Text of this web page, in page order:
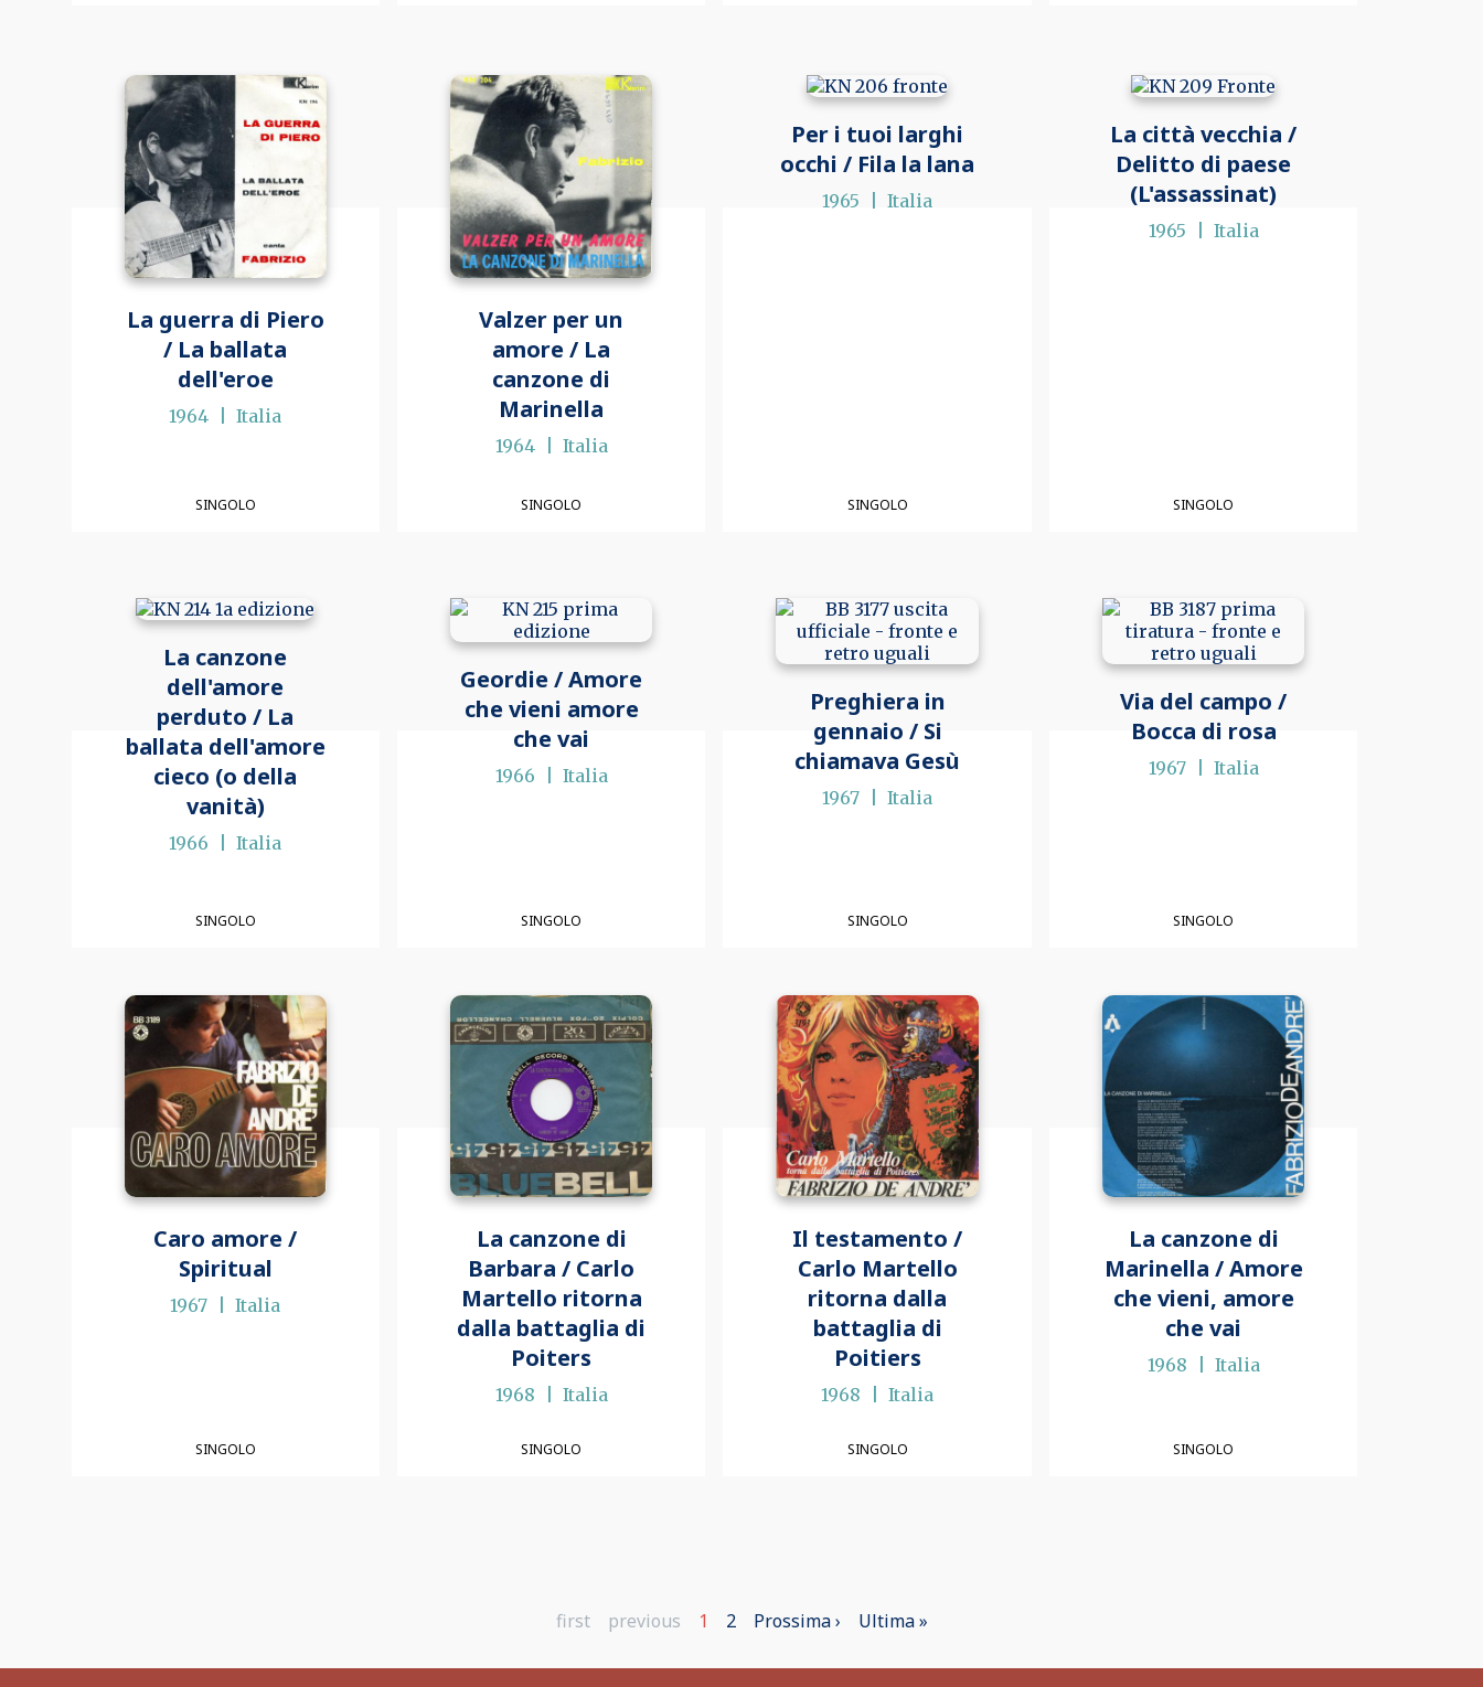
La guerra di Piero
/ La ballata
dell'eroe
1964 Italia
SINGOLO
Valzer per un
amore / La
canzone di
Marinella
1964 Italia
SINGOLO
Per i tuoi larghi
occhi / Fila la lana
1965 Italia
SINGOLO
La città vecchia /
Delitto di paese
(L'assassinat)
1965 Italia
SINGOLO
La canzone
dell'amore
perduto / La
ballata dell'amore
cieco (o della
vanità)
1966 Italia
SINGOLO
Geordie / Amore
che vieni amore
che vai
1966 Italia
SINGOLO
Preghiera in
gennaio / Si
chiamava Gesù
1967 Italia
SINGOLO
Via del campo /
Bocca di rosa
1967 Italia
SINGOLO
Caro amore /
Spiritual
1967 Italia
SINGOLO
La canzone di
Barbara / Carlo
Martello ritorna
dalla battaglia di
Poiters
1968 Italia
SINGOLO
Il testamento /
Carlo Martello
ritorna dalla
battaglia di
Poitiers
1968 Italia
SINGOLO
La canzone di
Marinella / Amore
che vieni, amore
che vai
1968 Italia
SINGOLO
Prima
first
Pagina
previous
Pagina
1 Page
2
Pagina
Prossima ›
Ultima
Ultima »